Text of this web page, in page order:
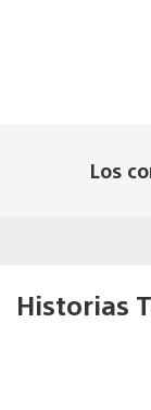
Los
Historias